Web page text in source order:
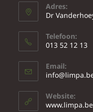
Adres:
Dr
Telefoon:
013 52 12 13
Email:
Website:
www.limpa.be